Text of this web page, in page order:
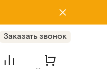
Заказать звонок